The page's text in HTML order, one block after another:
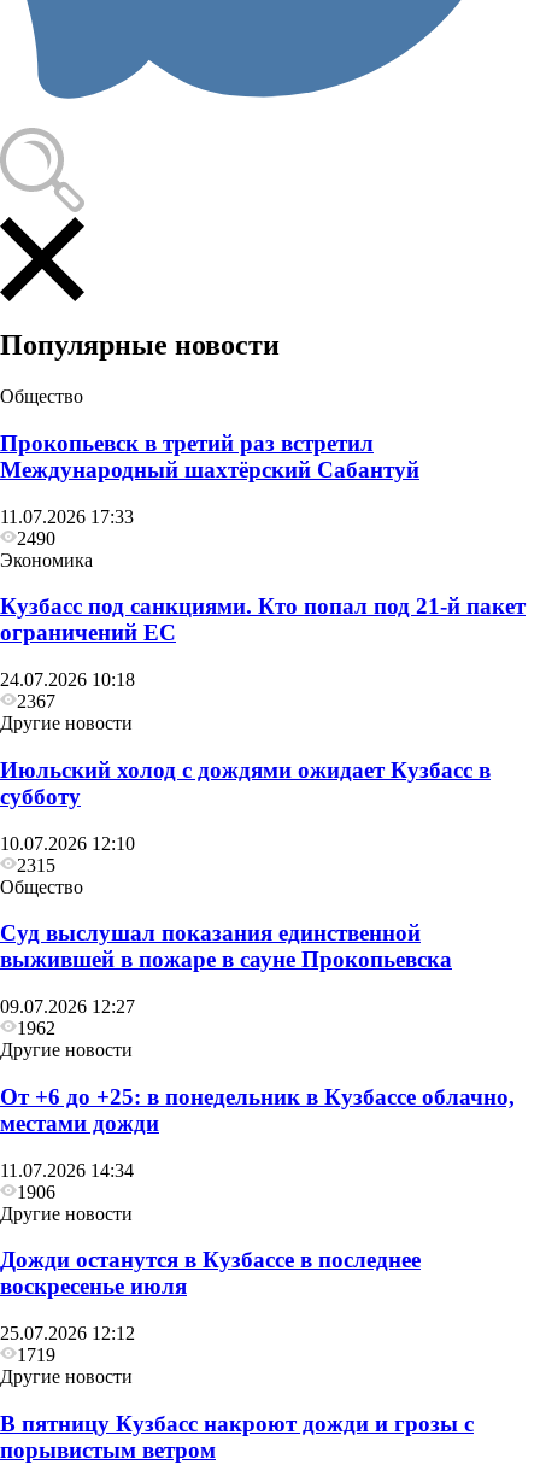
Общество
Золото Всероссийский соревнований у
Прокопьевского ВГСО
Популярные новости
Общество
Прокопьевск в третий раз встретил
Международный шахтёрский Сабантуй
11.07.2026 17:33
2490
Экономика
Кузбасс под санкциями. Кто попал под 21‑й пакет
ограничений ЕС
24.07.2026 10:18
2367
Другие новости
Июльский холод с дождями ожидает Кузбасс в
субботу
10.07.2026 12:10
2315
Общество
Суд выслушал показания единственной
выжившей в пожаре в сауне Прокопьевска
09.07.2026 12:27
1962
Другие новости
От +6 до +25: в понедельник в Кузбассе облачно,
местами дожди
11.07.2026 14:34
1906
Другие новости
Дожди останутся в Кузбассе в последнее
воскресенье июля
25.07.2026 12:12
1719
Другие новости
В пятницу Кузбасс накроют дожди и грозы с
порывистым ветром